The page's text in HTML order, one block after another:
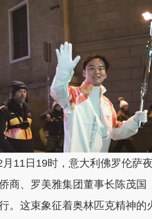
日19时，意大利佛罗伦萨
商、罗美雅集团董事长陈茂国
。这束象征着奥林匹克精神